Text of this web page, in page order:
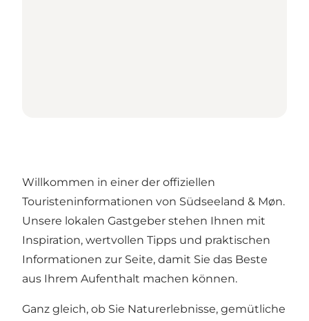
Willkommen in einer der offiziellen
Touristeninformationen von Südseeland & Møn.
Unsere lokalen Gastgeber stehen Ihnen mit
Inspiration, wertvollen Tipps und praktischen
Informationen zur Seite, damit Sie das Beste
aus Ihrem Aufenthalt machen können.
Ganz gleich, ob Sie Naturerlebnisse, gemütliche